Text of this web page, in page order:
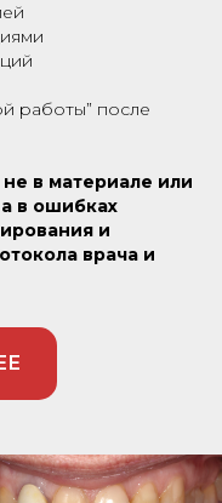
работы” после
в материале или
в ошибках
и
врача и